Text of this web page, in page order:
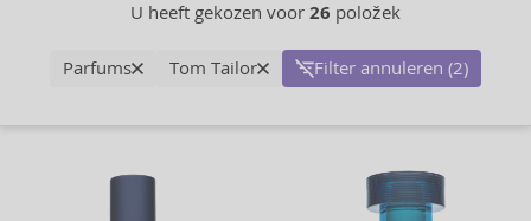
U heeft gekozen voor 26 položek
Parfums Tom Tailor Filter annuleren (2)